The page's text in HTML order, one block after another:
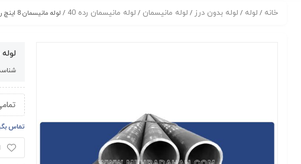
خانه / لوله / لوله بدون درز / لوله مانیسمان / لوله مانیسمان رده 40 / لوله مانیسمان 8 اینچ رده 40
لوله
تماس